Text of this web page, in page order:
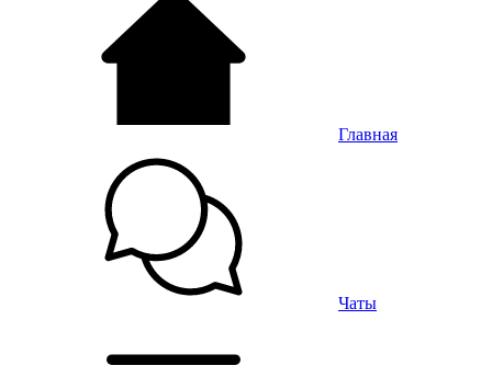
Главная
Чаты